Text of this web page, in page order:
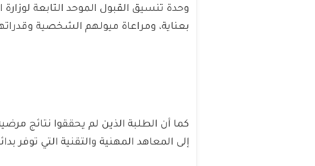
وحدة تنسيق القبول الموحد التابعة
بعناية، ومراعاة ميولهم الشخصية
كما أن الطلبة الذين لم يحققوا نتائج
إلى المعاهد المهنية والتقنية التي توفر